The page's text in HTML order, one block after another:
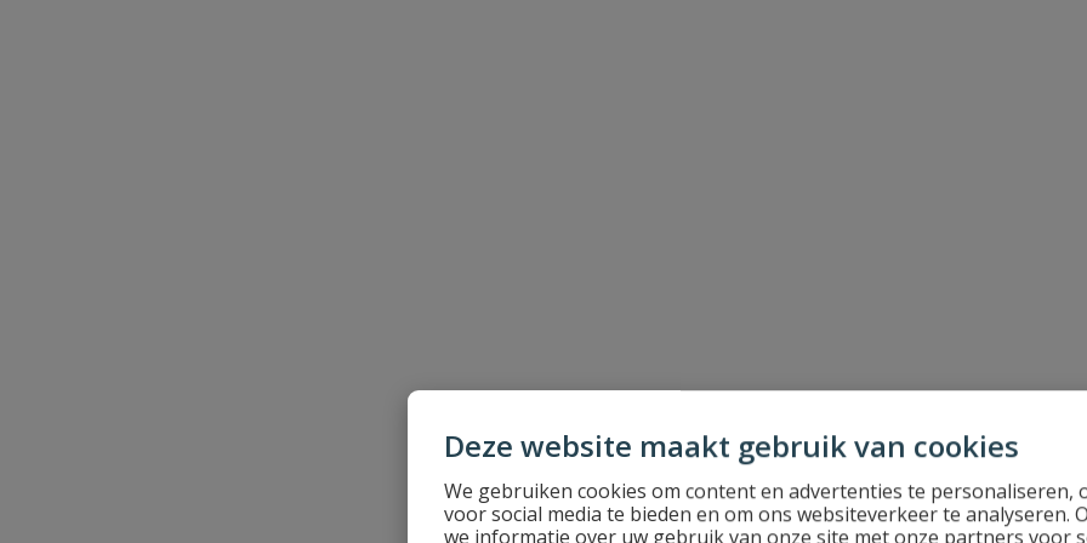
Deze website maakt gebruik van cookies
We gebruiken cookies om content en advertenties te personaliseren,
voor social media te bieden en om ons websiteverkeer te analyseren.
we informatie over uw gebruik van onze site met onze partners voor